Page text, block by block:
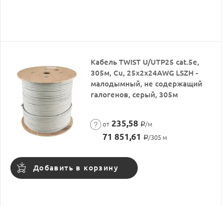
Кабель TWIST U/UTP25 cat.5e,
305м, Cu, 25x2x24AWG LSZH -
малодымный, не содержащий
галогенов, серый, 305м
от 235,58 Р/м
71 851,61 Р/305 м
Добавить в корзину